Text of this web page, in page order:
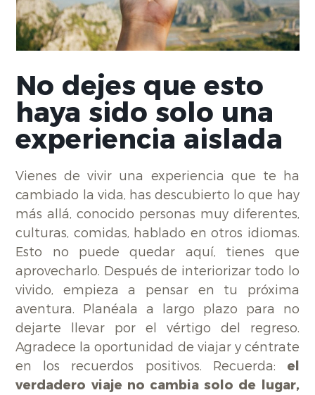
No dejes que esto
haya sido solo una
experiencia aislada
Vienes de vivir una experiencia que te ha
cambiado la vida, has descubierto lo que hay
más allá, conocido personas muy diferentes,
culturas, comidas, hablado en otros idiomas.
Esto no puede quedar aquí, tienes que
aprovecharlo. Después de interiorizar todo lo
vivido, empieza a pensar en tu próxima
aventura. Planéala a largo plazo para no
dejarte llevar por el vértigo del regreso.
Agradece la oportunidad de viajar y céntrate
en los recuerdos positivos. Recuerda: el
verdadero viaje no cambia solo de lugar,